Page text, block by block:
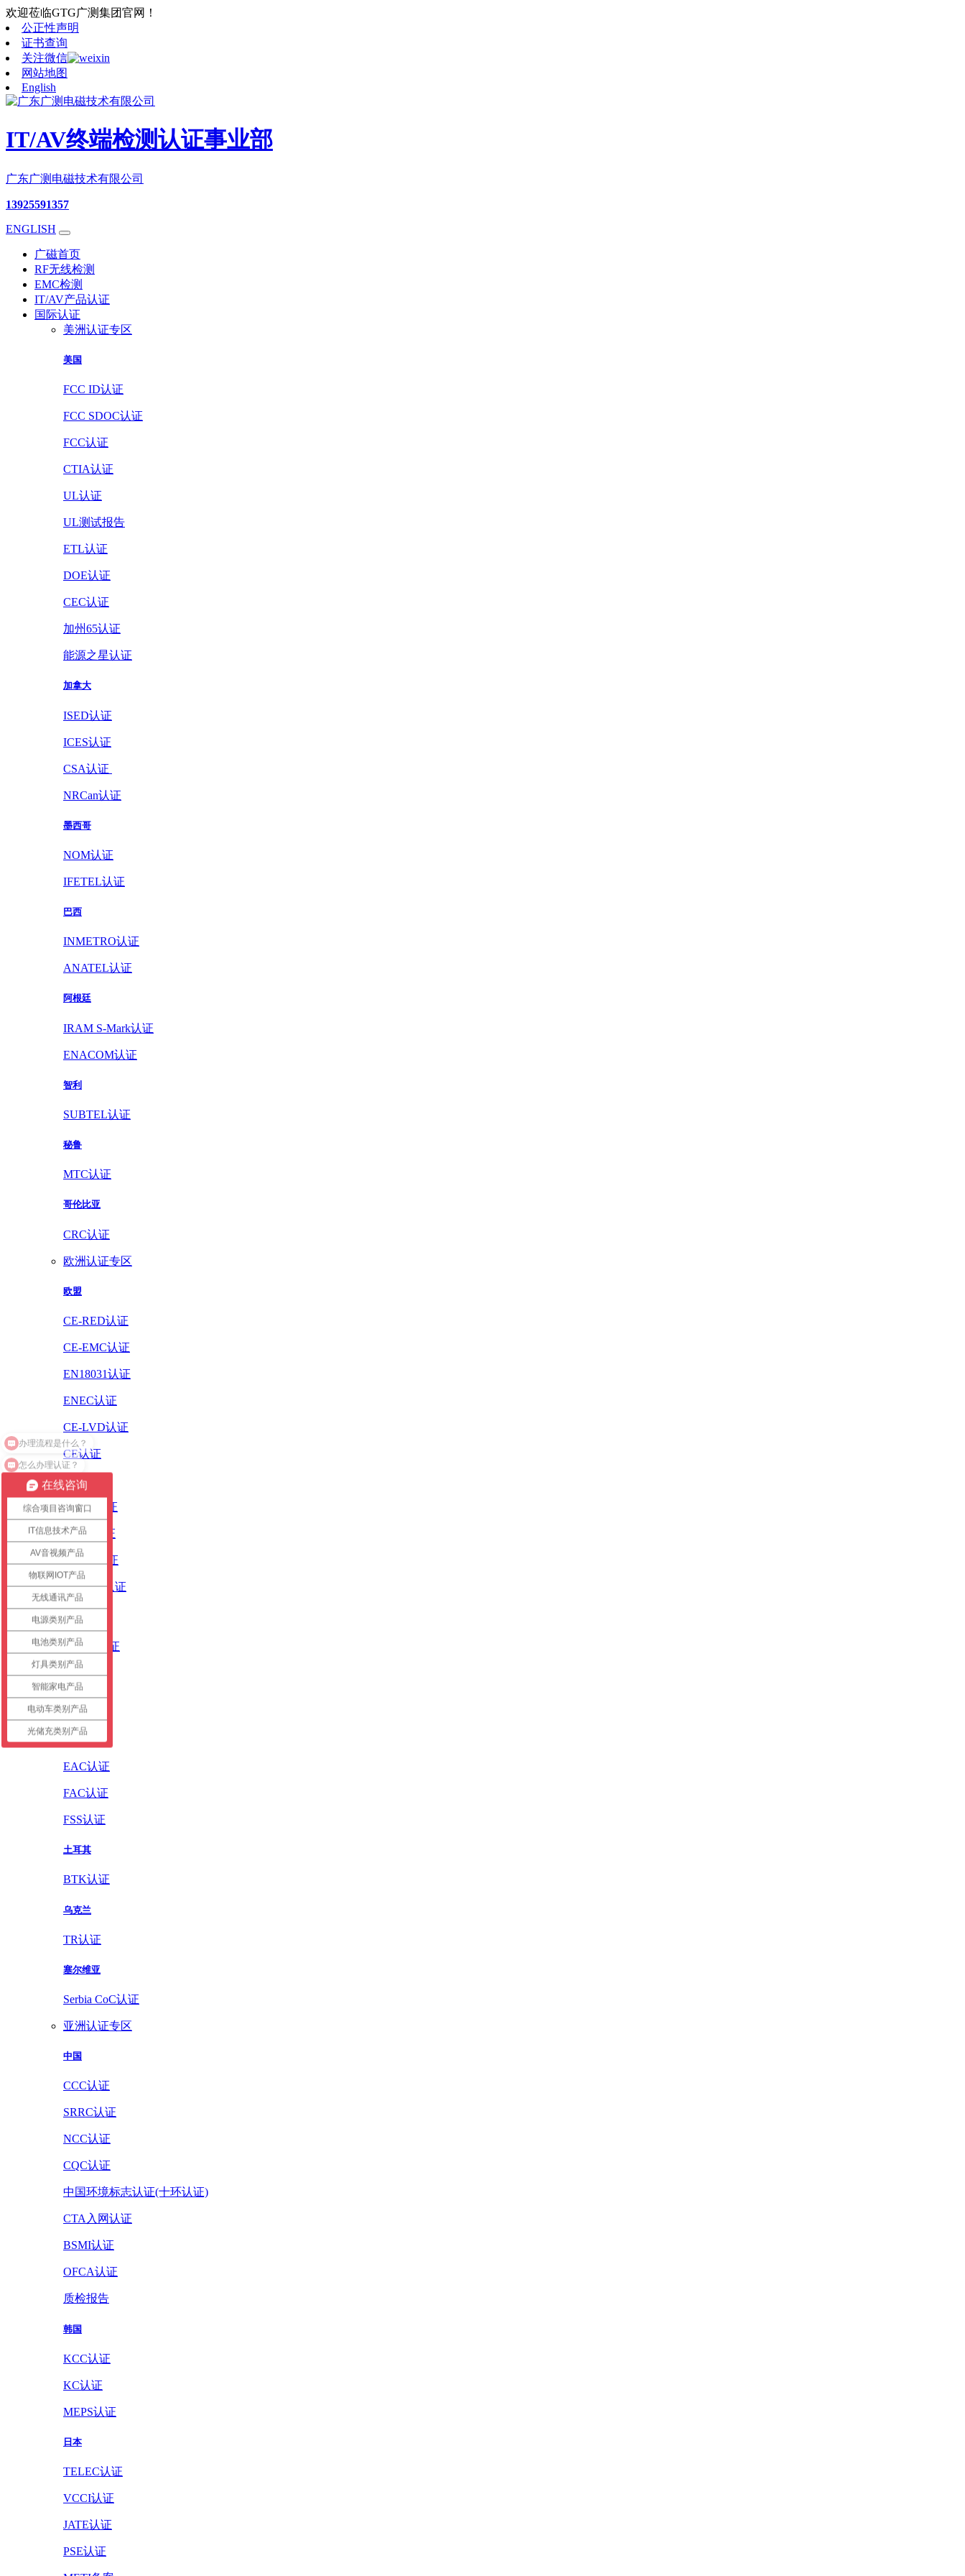
欢迎莅临GTG广测集团官网！
公正性声明
证书查询
关注微信
网站地图
English
IT/AV终端检测认证事业部
广东广测电磁技术有限公司
13925591357
ENGLISH
广磁首页
RF无线检测
EMC检测
IT/AV产品认证
国际认证
美洲认证专区
美国
FCC ID认证
FCC SDOC认证
FCC认证
CTIA认证
UL认证
UL测试报告
ETL认证
DOE认证
CEC认证
加州65认证
能源之星认证
加拿大
ISED认证
ICES认证
CSA认证
NRCan认证
墨西哥
NOM认证
IFETEL认证
巴西
INMETRO认证
ANATEL认证
阿根廷
IRAM S-Mark认证
ENACOM认证
智利
SUBTEL认证
秘鲁
MTC认证
哥伦比亚
CRC认证
欧洲认证专区
欧盟
CE-RED认证
CE-EMC认证
EN18031认证
ENEC认证
CE-LVD认证
CE认证
ErP认证
ROHS认证
PAHS认证
WEEE认证
REACH认证
英国
UKCA认证
德国
GS认证
俄罗斯
EAC认证
FAC认证
FSS认证
土耳其
BTK认证
乌克兰
TR认证
塞尔维亚
Serbia CoC认证
亚洲认证专区
中国
CCC认证
SRRC认证
NCC认证
CQC认证
中国环境标志认证(十环认证)
CTA入网认证
BSMI认证
OFCA认证
质检报告
韩国
KCC认证
KC认证
MEPS认证
日本
TELEC认证
VCCI认证
JATE认证
PSE认证
在线咨询
综合项目咨询窗口
IT信息技术产品
AV音视频产品
物联网IOT产品
无线通讯产品
电源类别产品
电池类别产品
灯具类别产品
智能家电产品
电动车类别产品
光储充类别产品
怎么办理认证？